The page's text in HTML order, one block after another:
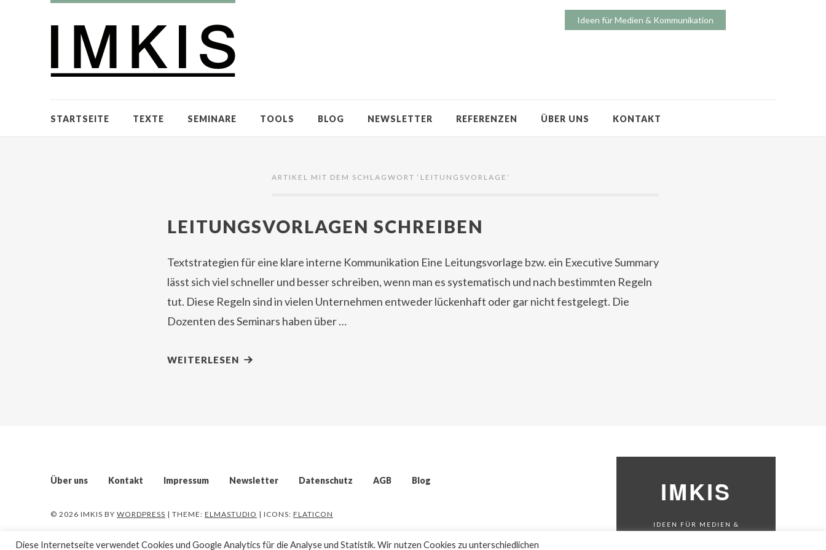
Ideen für Medien & Kommunikation
STARTSEITE TEXTE SEMINARE TOOLS BLOG NEWSLETTER REFERENZEN ÜBER UNS KONTAKT
ARTIKEL MIT DEM SCHLAGWORT ‘ LEITUNGSVORLAGE ’
LEITUNGSVORLAGEN SCHREIBEN
Textstrategien für eine klare interne Kommunikation Eine Leitungsvorlage bzw. ein Executive Summary
lässt sich viel schneller und besser schreiben, wenn man es systematisch und nach bestimmten Regeln
tut. Diese Regeln sind in vielen Unternehmen entweder lückenhaft oder gar nicht festgelegt. Die
Dozenten des Seminars haben über …
WEITERLESEN
Über uns Kontakt Impressum Newsletter Datenschutz AGB Blog
© 2026 IMKIS BY WORDPRESS | THEME: ELMASTUDIO | ICONS: FLATICON
IMKIS
IDEEN FÜR MEDIEN &
Diese Internetseite verwendet Cookies und Google Analytics für die Analyse und Statistik. Wir nutzen Cookies zu unterschiedlichen